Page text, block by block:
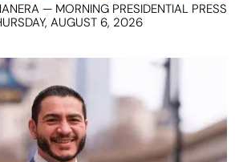
— MORNING PRESIDENTIAL PRESS
AUGUST 6, 2026